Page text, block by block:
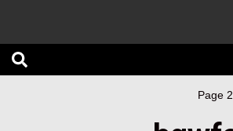
Page 2